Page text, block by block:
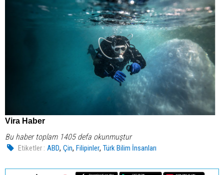
Vira Haber
Bu haber toplam 1405 defa okunmuştur
Etiketler : ABD,Çin,Filipinler,Türk Bilim İnsanları